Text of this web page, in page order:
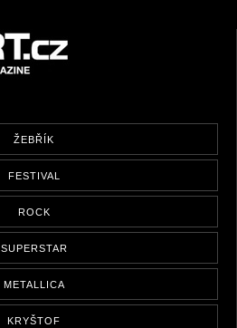
ŽEBŘÍK
FESTIVAL
ROCK
SUPERSTAR
METALLICA
KRYŠTOF